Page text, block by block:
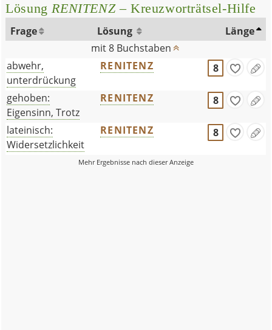
LösungRENITENZ– Kreuzworträtsel-Hilfe
Frage Lösung
Länge
mit 8 Buchstaben
abwehr,
unterdrückung
RENITENZ 8
gehoben:
Eigensinn, Trotz
RENITENZ 8
lateinisch:
Widersetzlichkeit
RENITENZ 8